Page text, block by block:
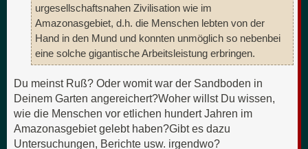
urgesellschaftsnahen Zivilisation wie im
Amazonasgebiet, d.h. die Menschen lebten von der
Hand in den Mund und konnten unmöglich so nebenbei
eine solche gigantische Arbeitsleistung erbringen.
Du meinst Ruß? Oder womit war der Sandboden in
Deinem Garten angereichert?Woher willst Du wissen,
wie die Menschen vor etlichen hundert Jahren im
Amazonasgebiet gelebt haben?Gibt es dazu
Untersuchungen, Berichte usw. irgendwo?